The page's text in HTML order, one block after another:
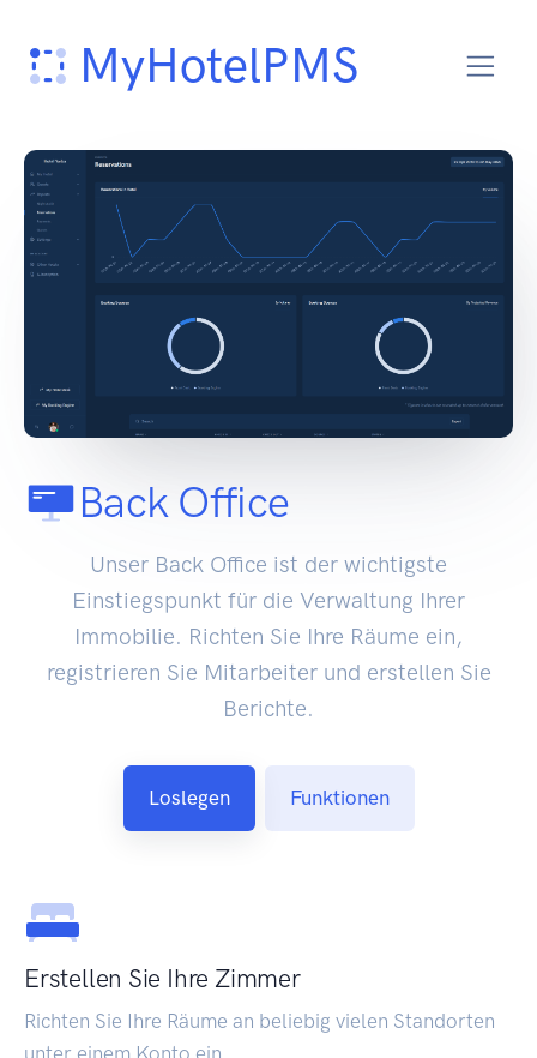
MyHotelPMS
Back Office
Unser Back Office ist der wichtigste
Einstiegspunkt für die Verwaltung Ihrer
Immobilie. Richten Sie Ihre Räume ein,
registrieren Sie Mitarbeiter und erstellen Sie
Berichte.
Loslegen Funktionen
Erstellen Sie Ihre Zimmer
Richten Sie Ihre Räume an beliebig vielen Standorten